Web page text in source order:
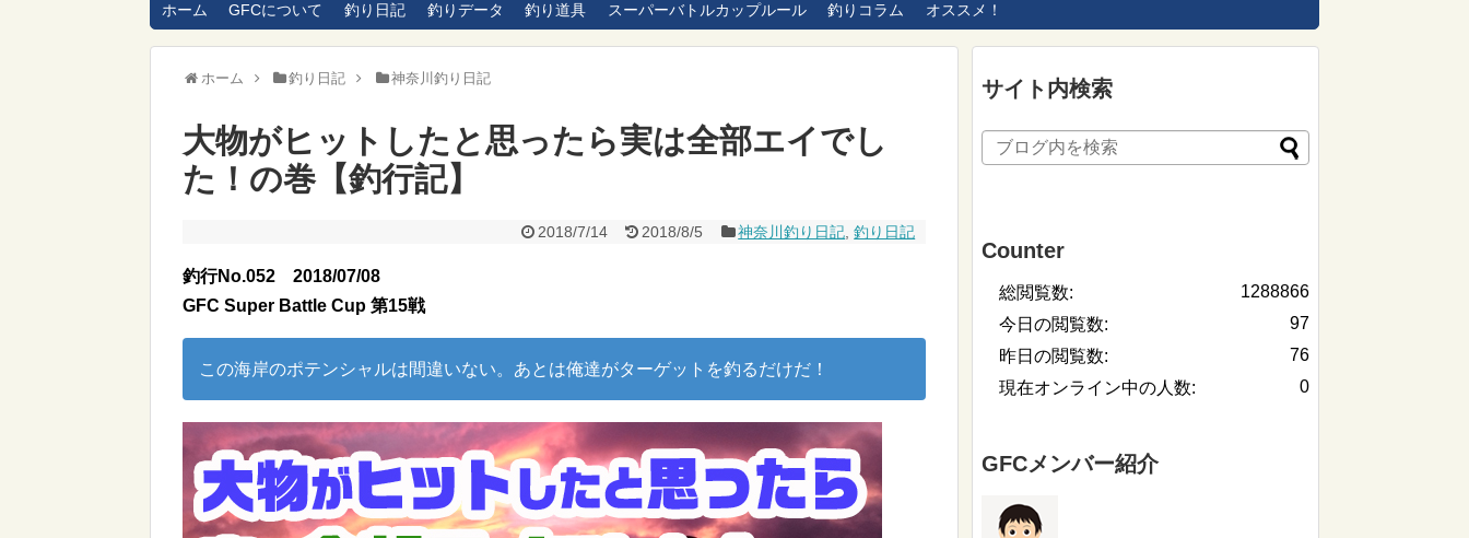
ホーム GFCについて 釣り日記 釣りデータ 釣り道具 スーパーバトルカップルール 釣りコラム オススメ！
ホーム 釣り日記 神奈川釣り日記
大物がヒットしたと思ったら実は全部エイでし
た！の巻【釣行記】
2018/7/14 2018/8/5 神奈川釣り日記 ,釣り日記
釣行No.052 2018/07/08
GFC Super Battle Cup 第15戦
この海岸のポテンシャルは間違いない。あとは俺達がターゲットを釣るだけだ！
サイト内検索
Counter
1288866
総閲覧数:
97
今日の閲覧数:
76
昨日の閲覧数:
0
現在オンライン中の人数:
GFCメンバー紹介